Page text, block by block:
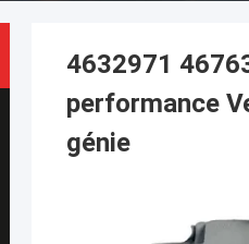
4632971
performance
génie